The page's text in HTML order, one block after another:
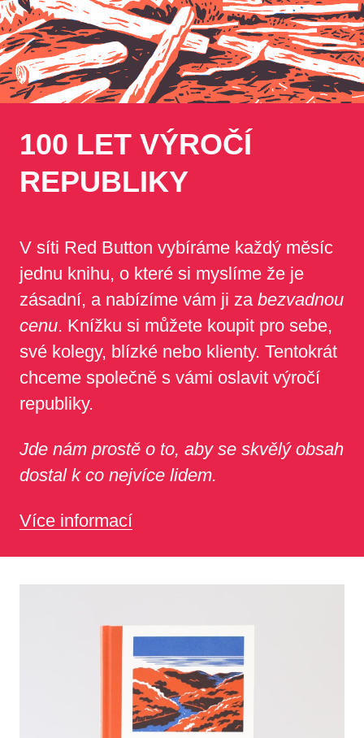
100 LET VÝROČÍ
REPUBLIKY
V síti Red Button vybíráme každý měsíc
jednu knihu, o které si myslíme že je
zásadní, a nabízíme vám ji za bezvadnou
cenu. Knížku si můžete koupit pro sebe,
své kolegy, blízké nebo klienty. Tentokrát
chceme společně s vámi oslavit výročí
republiky.
Jde nám prostě o to, aby se skvělý obsah
dostal k co nejvíce lidem.
Více informací